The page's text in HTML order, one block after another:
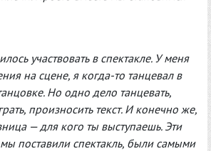
участвовать в спектакле. У меня
на сцене, я когда-то танцевал в
Но одно дело танцевать,
произносить текст. И конечно же,
— для кого ты выступаешь. Эти
поставили спектакль, были самыми